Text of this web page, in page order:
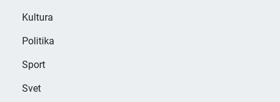
Kultura
Politika
Sport
Svet